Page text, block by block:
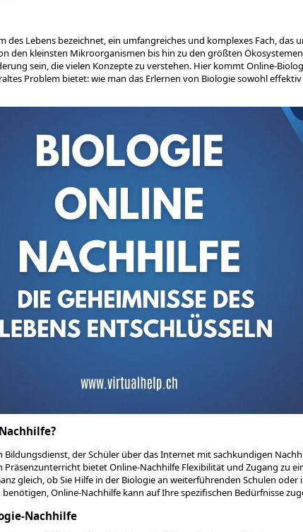
des Lebens bezeichnet, ein umfangreiches und komplexes Fach, das
den kleinsten Mikroorganismen bis hin zu den größten
sein, die vielen Konzepte zu verstehen. Hier kommt Online-
Problem bietet: wie man das Erlernen von Biologie sowohl
Bildungsdienst, der Schüler über das Internet mit sachkundigen
Präsenzunterricht bietet Online-Nachhilfe Flexibilität und Zugang zu
gleich, ob Sie Hilfe in der Biologie an weiterführenden Schulen
Online-Nachhilfe kann auf Ihre spezifischen Bedürfnisse
Nachhilfe